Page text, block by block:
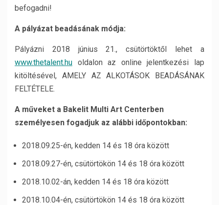
befogadni!
A pályázat beadásának módja:
Pályázni 2018 június 21., csütörtöktől lehet a
www.thetalent.hu oldalon az online jelentkezési lap
kitöltésével, AMELY AZ ALKOTÁSOK BEADÁSÁNAK
FELTÉTELE.
A műveket a Bakelit Multi Art Centerben
személyesen fogadjuk az alábbi időpontokban:
2018.09.25-én, kedden 14 és 18 óra között
2018.09.27-én, csütörtökön 14 és 18 óra között
2018.10.02-án, kedden 14 és 18 óra között
2018.10.04-én, csütörtökön 14 és 18 óra között